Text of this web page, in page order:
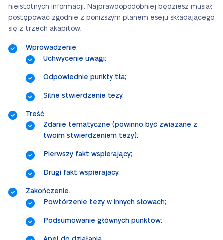
nieistotnych informacji. Najprawdopodobniej będziesz musiał
postępować zgodnie z poniższym planem eseju składającego
się z trzech akapitów:
Wprowadzenie.
Uchwycenie uwagi;
Odpowiednie punkty tła;
Silne stwierdzenie tezy.
Treść.
Zdanie tematyczne (powinno być związane z
twoim stwierdzeniem tezy);
Pierwszy fakt wspierający;
Drugi fakt wspierający.
Zakończenie.
Powtórzenie tezy w innych słowach;
Podsumowanie głównych punktów;